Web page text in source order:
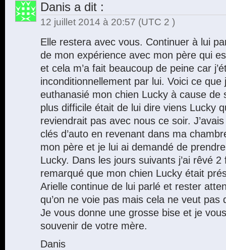
Danis a dit :
12 juillet 2014 à 20:57 (UTC 2 )
Elle restera avec vous. Continuer à lui
de mon expérience avec mon père qui
et cela m’a fait beaucoup de peine car
inconditionnellement par lui. Voici ce que
euthanasié mon chien Lucky à cause de
plus difficile était de lui dire viens Lucky
reviendrait pas avec nous ce soir.
clés d’auto en revenant dans ma
mon père et je lui ai demandé de
Lucky. Dans les jours suivants j’ai rêvé 2
remarqué que mon chien Lucky était
Arielle continue de lui parlé et rester
qu’on ne voie pas mais cela ne veut pas
Je vous donne une grosse bise et je
souvenir de votre mère.
Danis